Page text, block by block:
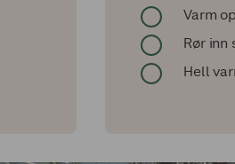
Varm
Rør inn
Hell